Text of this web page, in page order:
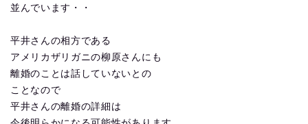
並んでいます・・
平井さんの相方である
アメリカザリガニの柳原さんにも
離婚のことは話していないとの
ことなので
平井さんの離婚の詳細は